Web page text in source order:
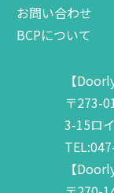
お問い合わせ
BCPについて
【
〒273-
3-15ロ
【